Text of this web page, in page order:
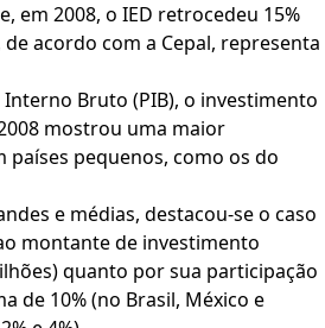
em 2008, o IED retrocedeu 15%
acordo com a Cepal, representa
Bruto (PIB), o investimento
mostrou uma maior
pequenos, como os do
e médias, destacou-se o caso
montante de investimento
quanto por sua participação
de 10% (no Brasil, México e